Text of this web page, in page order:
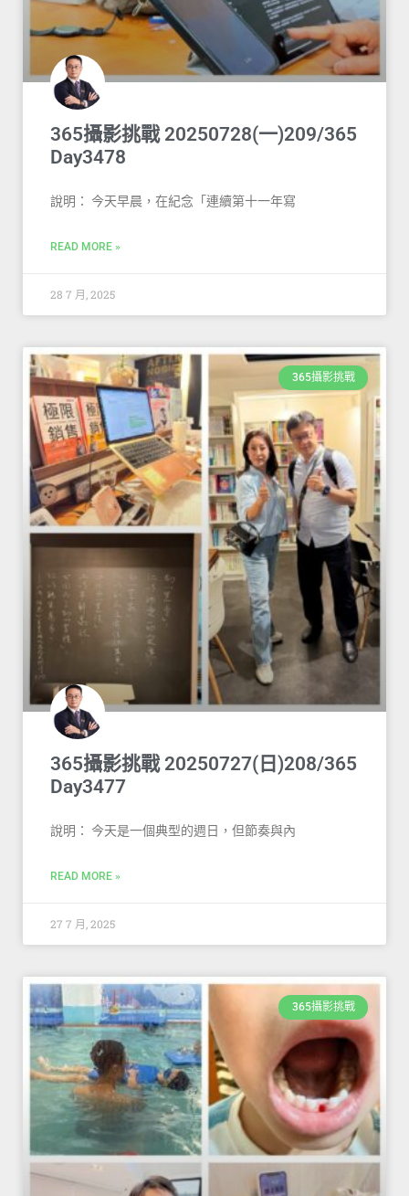
365攝影挑戰 20250728(一)209/365
Day3478
說明： 今天早晨，在紀念「連續第十一年寫
READ MORE »
28 7 月, 2025
365攝影挑戰
365攝影挑戰 20250727(日)208/365
Day3477
說明： 今天是一個典型的週日，但節奏與內
READ MORE »
27 7 月, 2025
365攝影挑戰